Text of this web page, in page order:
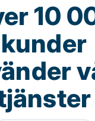
10
kunder